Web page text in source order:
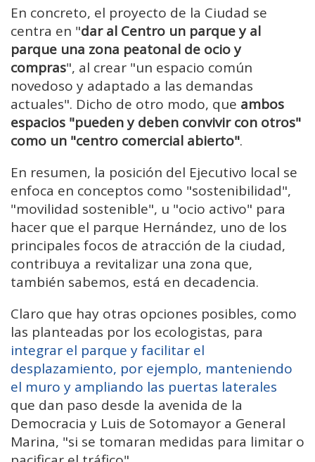
En concreto, el proyecto de la Ciudad se
centra en "dar al Centro un parque y al
parque una zona peatonal de ocio y
compras", al crear "un espacio común
novedoso y adaptado a las demandas
actuales". Dicho de otro modo, que ambos
espacios "pueden y deben convivir con otros"
como un "centro comercial abierto".
En resumen, la posición del Ejecutivo local se
enfoca en conceptos como "sostenibilidad",
"movilidad sostenible", u "ocio activo" para
hacer que el parque Hernández, uno de los
principales focos de atracción de la ciudad,
contribuya a revitalizar una zona que,
también sabemos, está en decadencia.
Claro que hay otras opciones posibles, como
las planteadas por los ecologistas, para
integrar el parque y facilitar el
desplazamiento, por ejemplo, manteniendo
el muro y ampliando las puertas laterales
que dan paso desde la avenida de la
Democracia y Luis de Sotomayor a General
Marina, "si se tomaran medidas para limitar o